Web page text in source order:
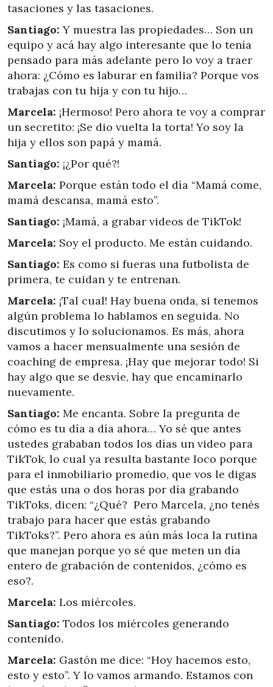
tasaciones y las tasaciones.
Santiago: Y muestra las propiedades… Son un
equipo y acá hay algo interesante que lo tenía
pensado para más adelante pero lo voy a traer
ahora: ¿Cómo es laburar en familia? Porque vos
trabajas con tu hija y con tu hijo…
Marcela: ¡Hermoso! Pero ahora te voy a comprar
un secretito: ¡Se dio vuelta la torta! Yo soy la
hija y ellos son papá y mamá.
Santiago: ¡¿Por qué?!
Marcela: Porque están todo el día “Mamá come,
mamá descansa, mamá esto”.
Santiago: ¡Mamá, a grabar videos de TikTok!
Marcela: Soy el producto. Me están cuidando.
Santiago: Es como si fueras una futbolista de
primera, te cuidan y te entrenan.
Marcela: ¡Tal cual! Hay buena onda, si tenemos
algún problema lo hablamos en seguida. No
discutimos y lo solucionamos. Es más, ahora
vamos a hacer mensualmente una sesión de
coaching de empresa. ¡Hay que mejorar todo! Si
hay algo que se desvíe, hay que encaminarlo
nuevamente.
Santiago: Me encanta. Sobre la pregunta de
cómo es tu día a día ahora… Yo sé que antes
ustedes grababan todos los días un video para
TikTok, lo cual ya resulta bastante loco porque
para el inmobiliario promedio, que vos le digas
que estás una o dos horas por día grabando
TikToks, dicen: “¿Qué? Pero Marcela, ¿no tenés
trabajo para hacer que estás grabando
TikToks?”. Pero ahora es aún más loca la rutina
que manejan porque yo sé que meten un día
entero de grabación de contenidos, ¿cómo es
eso?.
Marcela: Los miércoles.
Santiago: Todos los miércoles generando
contenido.
Marcela: Gastón me dice: “Hoy hacemos esto,
esto y esto”. Y lo vamos armando. Estamos con